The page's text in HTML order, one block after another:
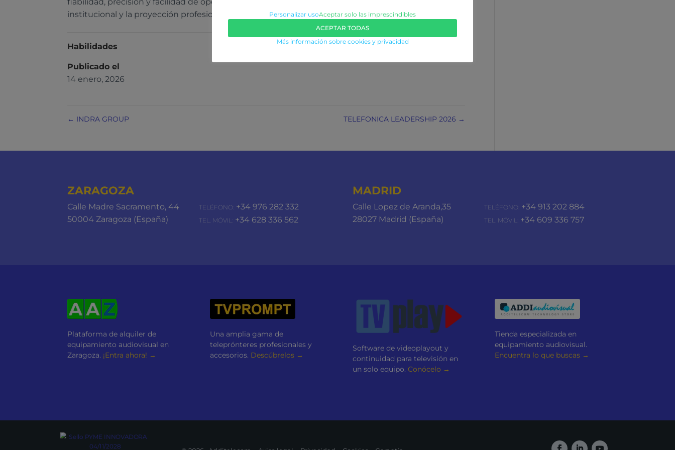
institucional y la proyección profesional de Telefónica ante inversores y público especializado.
Habilidades
Publicado el
14 enero, 2026
← INDRA GROUP TELEFONICA LEADERSHIP 2026 →
ZARAGOZA
Calle Madre Sacramento, 44
50004 Zaragoza (España)
TELÉFONO: +34 976 282 332
TEL. MÓVIL: +34 628 336 562
MADRID
Calle Lopez de Aranda,35
28027 Madrid (España)
TELÉFONO:+34 913 202 884
TEL. MÓVIL:+34 609 336 757
Plataforma de alquiler de
equipamiento audiovisual en
Zaragoza. ¡Entra ahora! →
Una amplia gama de
teleprónteres profesionales y
accesorios. Descúbrelos →
Software de videoplayout y
continuidad para televisión en
un solo equipo. Conócelo →
Tienda especializada en
equipamiento audiovisual.
Encuentra lo que buscas →
Personalizar usoAceptar solo las imprescindibles
ACEPTAR TODAS
Más información sobre cookies y privacidad